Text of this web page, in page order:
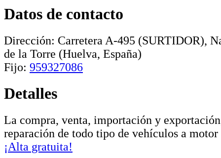
Datos de contacto
Dirección: Carretera A-495 (SURTIDOR),
de la Torre (Huelva, España)
Fijo: 959327086
Detalles
La compra, venta, importación y
reparación de todo tipo de vehículos a motor
¡Alta gratuita!